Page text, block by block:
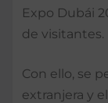
Expo Dubái
de visitantes.
Con ello, se
extranjera y